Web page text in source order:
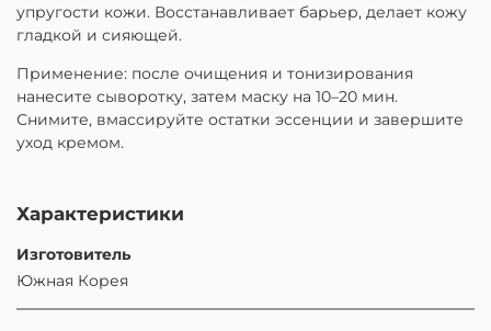
упругости кожи. Восстанавливает барьер, делает кожу
гладкой и сияющей.
Применение: после очищения и тонизирования
нанесите сыворотку, затем маску на 10–20 мин.
Снимите, вмассируйте остатки эссенции и завершите
уход кремом.
Характеристики
Изготовитель
Южная Корея